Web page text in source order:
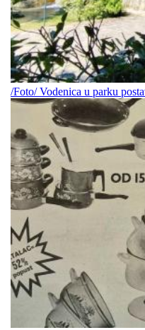
/Foto/ Vodenica u parku